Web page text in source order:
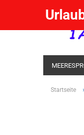
KESCHER /
Startseite